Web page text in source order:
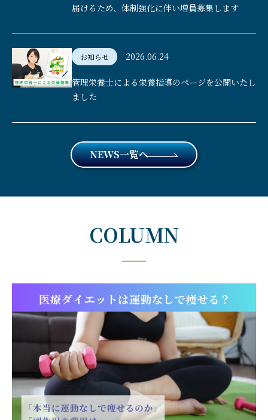
届けるため、体制強化に伴い増員募集します
お知らせ 2026.06.24
管理栄養士による栄養指導のページを公開いたし
ました
NEWS一覧へ
COLUMN